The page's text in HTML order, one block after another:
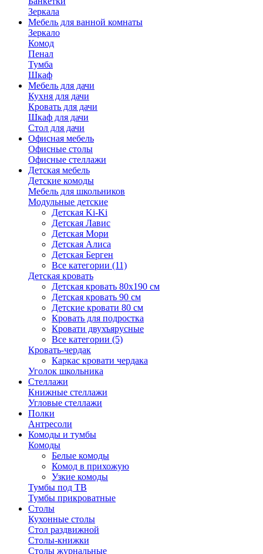
Зеркала
Мебель для ванной комнаты
Зеркало
Комод
Пенал
Тумба
Шкаф
Мебель для дачи
Кухня для дачи
Кровать для дачи
Шкаф для дачи
Стол для дачи
Офисная мебель
Офисные столы
Офисные стеллажи
Детская мебель
Детские комоды
Мебель для школьников
Модульные детские
Детская Ki-Ki
Детская Лавис
Детская Мори
Детская Алиса
Детская Берген
Все категории (11)
Детская кровать
Детская кровать 80х190 см
Детская кровать 90 см
Детские кровати 80 см
Кровать для подростка
Кровати двухъярусные
Все категории (5)
Кровать-чердак
Каркас кровати чердака
Уголок школьника
Стеллажи
Книжные стеллажи
Угловые стеллажи
Полки
Антресоли
Комоды и тумбы
Комоды
Белые комоды
Комод в прихожую
Узкие комоды
Тумбы под ТВ
Тумбы прикроватные
Столы
Кухонные столы
Стол раздвижной
Столы-книжки
Столы журнальные